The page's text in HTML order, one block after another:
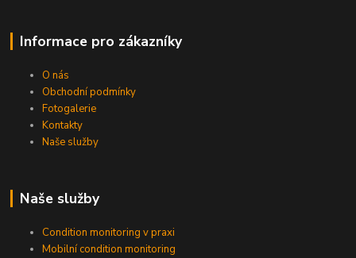
Informace pro zákazníky
O nás
Obchodní podmínky
Fotogalerie
Kontakty
Naše služby
Naše služby
Condition monitoring v praxi
Mobilní condition monitoring